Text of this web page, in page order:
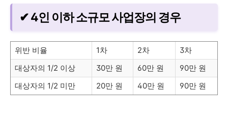
✔ 4인 이하 소규모 사업장의 경우
위반 비율 1차 2차
3차
대상자의 1/2 이상
30만 원 60만 원
90만 원
대상자의 1/2 미만
20만 원 40만 원 90만 원